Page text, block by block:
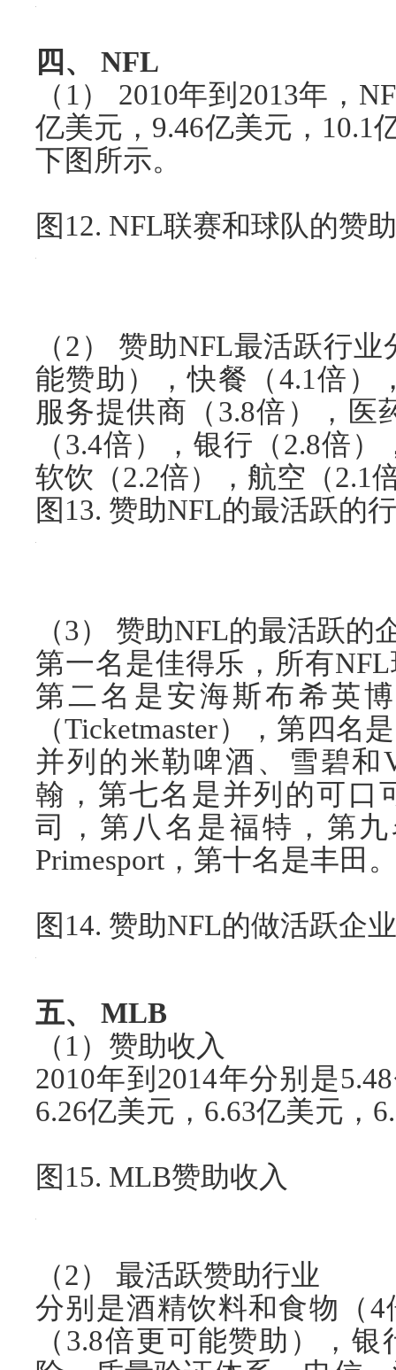
四、 NFL
（1） 2010年到2013年，
亿美元，9.46亿美元，10.1
下图所示。
图12. NFL联赛和球队的赞
（2） 赞助NFL最活跃行
能赞助），快餐（4.1倍）
服务提供商（3.8倍），医
（3.4倍），银行（2.8倍
软饮（2.2倍），航空（2.1
图13. 赞助NFL的最活跃的
（3） 赞助NFL的最活跃的
第一名是佳得乐，所有
第二名是安海斯布希英
（Ticketmaster），第四名
并列的米勒啤酒、雪碧和
翰，第七名是并列的可口
司，第八名是福特，第九
Primesport，第十名是丰田
图14. 赞助NFL的做活跃企业
五、 MLB
（1）赞助收入
2010年到2014年分别是
6.26亿美元，6.63亿美元，
图15. MLB赞助收入
（2） 最活跃赞助行业
分别是酒精饮料和食物（
（3.8倍更可能赞助），